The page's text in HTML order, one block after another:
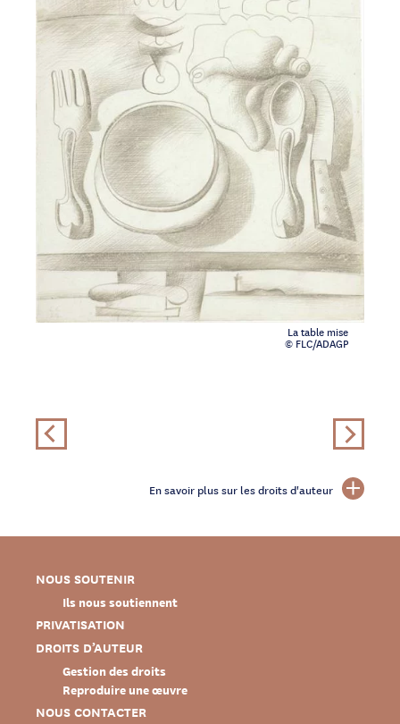
La table mise
© FLC/ADAGP
En savoir plus sur les droits d'auteur
NOUS SOUTENIR
Ils nous soutiennent
PRIVATISATION
DROITS D’AUTEUR
Gestion des droits
Reproduire une œuvre
NOUS CONTACTER